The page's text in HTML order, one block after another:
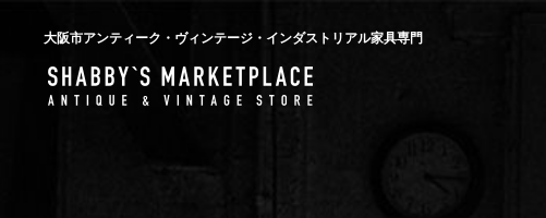
大阪市アンティーク・ヴィンテージ・インダストリアル家具専門